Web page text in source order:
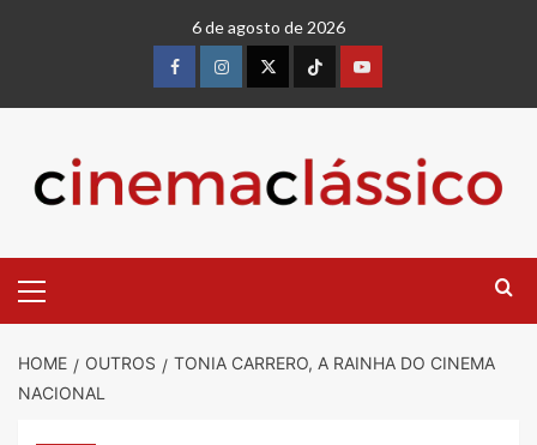
6 de agosto de 2026
FacebookinstagramtwitterTiktokyoutube
Menu
HOME OUTROS
TONIA CARRERO, A RAINHA DO CINEMA
NACIONAL